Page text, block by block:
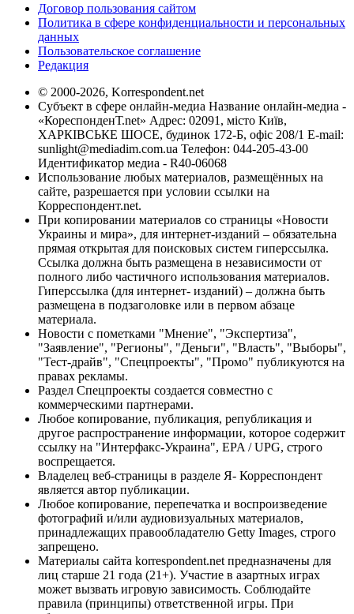
Договор пользования сайтом
Политика в сфере конфиденциальности и персональных
данных
Пользовательское соглашение
Редакция
© 2000-2026, Korrespondent.net
Субъект в сфере онлайн-медиа Название онлайн-медиа -
«КореспонденТ.net» Адрес: 02091, місто Київ,
ХАРКІВСЬКЕ ШОСЕ, будинок 172-Б, офіс 208/1 E-mail:
sunlight@mediadim.com.ua Телефон: 044-205-43-00
Идентификатор медиа - R40-06068
Использование любых материалов, размещённых на
сайте, разрешается при условии ссылки на
Корреспондент.net.
При копировании материалов со страницы «Новости
Украины и мира», для интернет-изданий – обязательна
прямая открытая для поисковых систем гиперссылка.
Ссылка должна быть размещена в независимости от
полного либо частичного использования материалов.
Гиперссылка (для интернет- изданий) – должна быть
размещена в подзаголовке или в первом абзаце
материала.
Новости с пометками "Мнение", "Экспертиза",
"Заявление", "Регионы", "Деньги", "Власть", "Выборы",
"Тест-драйв", "Спецпроекты", "Промо" публикуются на
правах рекламы.
Раздел Спецпроекты создается совместно с
коммерческими партнерами.
Любое копирование, публикация, републикация и
другое распространение информации, которое содержит
ссылку на "Интерфакс-Украина", EPA / UPG, строго
воспрещается.
Владелец веб-страницы в разделе Я- Корреспондент
является автор публикации.
Любое копирование, перепечатка и воспроизведение
фотографий и/или аудиовизуальных материалов,
принадлежащих правообладателю Getty Images, строго
запрещено.
Материалы сайта korrespondent.net предназначены для
лиц старше 21 года (21+). Участие в азартных играх
может вызвать игровую зависимость. Соблюдайте
правила (принципы) ответственной игры. При